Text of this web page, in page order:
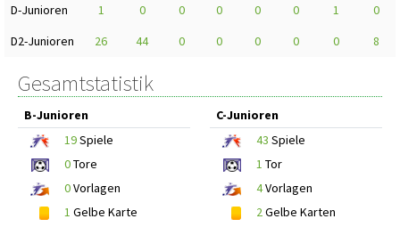
D-Junioren
1 0 0 0 0 0 1
0
D2-Junioren
26 44 0 0 0 0 0 8
Gesamtstatistik
B-Junioren
19Spiele
0Tore
0Vorlagen
1 Gelbe Karte
C-Junioren
43 Spiele
1 Tor
4Vorlagen
2Gelbe Karten